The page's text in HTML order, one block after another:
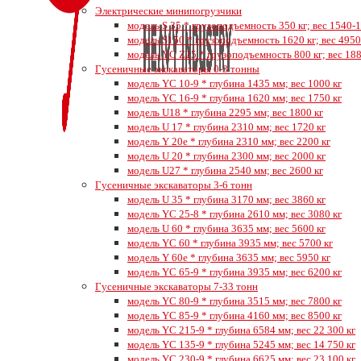
Электрические минипогрузчики
модель S 35 * грузоподъемность 350 кг; вес 1540-
модель S150 * грузоподъемность 1620 кг; вес
модель YC Z25 * грузоподъемность 800 кг; вес
Гусеничные экскаваторы 0-3 тонны
модель YC 10-9 * глубина 1435 мм; вес 1000 кг
модель YC 16-9 * глубина 1620 мм; вес 1750 кг
модель U18 * глубина 2295 мм; вес 1800 кг
модель U 17 * глубина 2310 мм; вес 1720 кг
модель Y 20e * глубина 2310 мм; вес 2200 кг
модель U 20 * глубина 2300 мм; вес 2000 кг
модель U27 * глубина 2540 мм; вес 2600 кг
Гусеничные экскаваторы 3-6 тонн
модель U 35 * глубина 3170 мм; вес 3860 кг
модель YC 25-8 * глубина 2610 мм; вес 3080 кг
модель U 60 * глубина 3635 мм; вес 5600 кг
модель YC 60 * глубина 3935 мм; вес 5700 кг
модель Y 60e * глубина 3635 мм; вес 5950 кг
модель YC 65-9 * глубина 3935 мм; вес 6200 кг
Гусеничные экскаваторы 7-33 тонн
модель YC 80-9 * глубина 3515 мм; вес 7800 кг
модель YC 85-9 * глубина 4160 мм; вес 8500 кг
модель YC 215-9 * глубина 6584 мм; вес 22 300 кг
модель YC 135-9 * глубина 5245 мм; вес 14 750 кг